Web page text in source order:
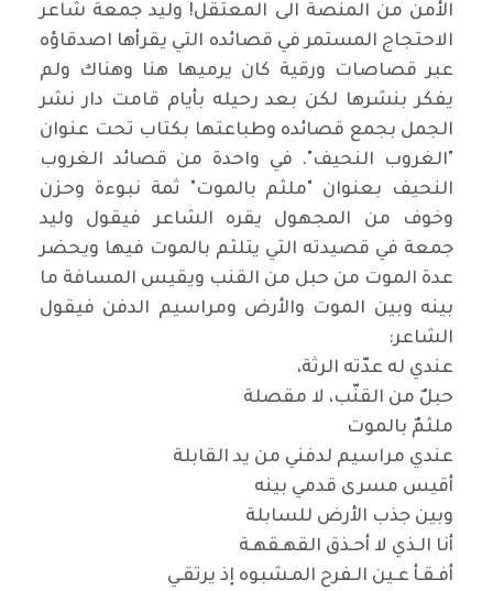
الأمن من المنصة الى المعتقل! وليد جمعة شاعر
الاحتجاج المستمر في قصائده التي يقرأها اصدقاؤه
عبر قصاصات ورقية كان يرميها هنا وهناك ولم
يفكر بنشرها لكن بعد رحيله بأيام قامت دار نشر
الجمل بجمع قصائده وطباعتها بكتاب تحت عنوان
"الغروب النحيف". في واحدة من قصائد الغروب
النحيف بعنوان "ملثم بالموت" ثمة نبوءة وحزن
وخوف من المجهول يقره الشاعر فيقول وليد
جمعة في قصيدته التي يتلثم بالموت فيها ويحضر
عدة الموت من حبل من القنب ويقيس المسافة ما
بينه وبين الموت والأرض ومراسيم الدفن فيقول
الشاعر:
عندي له عدّته الرثة،
حبلٌ من القنّب، لا مقصلة
ملثمٌ بالموت
عندي مراسيم لدفني من يد القابلة
أقيس مسرى قدمي بينه
وبين جذب الأرض للسابلة
أنا الـذي لا أحـذق القهـقهـة
أفـقـأ عـين الـفرح المـشبوه إذ يرتقـي